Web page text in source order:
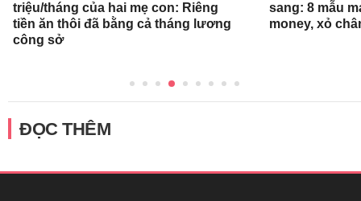
triệu/tháng của hai mẹ con: Riêng
tiền ăn thôi đã bằng cả tháng lương
công sở
sang: 8 mẫu
money, xỏ
ĐỌC THÊM